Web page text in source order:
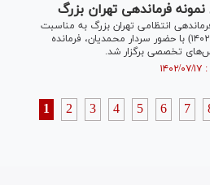
فرماندهی تهران بزرگ
انتظامی تهران بزرگ به مناسبت
هفته فراجا صبح دوشنبه (۱۷ مهر ۱۴۰۲) با حضور سردار محمدیان، فرمانده
تخصصی برگزار شد.
1 2 3 4 5 6 7